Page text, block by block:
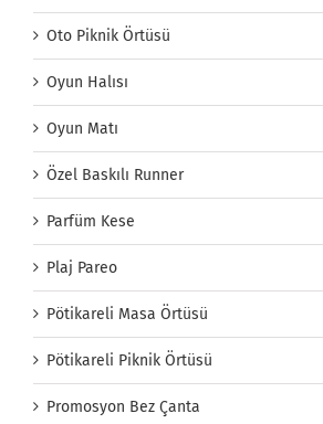
Oto Piknik Örtüsü
Oyun Halısı
Oyun Matı
Özel Baskılı Runner
Parfüm Kese
Plaj Pareo
Pötikareli Masa Örtüsü
Pötikareli Piknik Örtüsü
Promosyon Bez Çanta